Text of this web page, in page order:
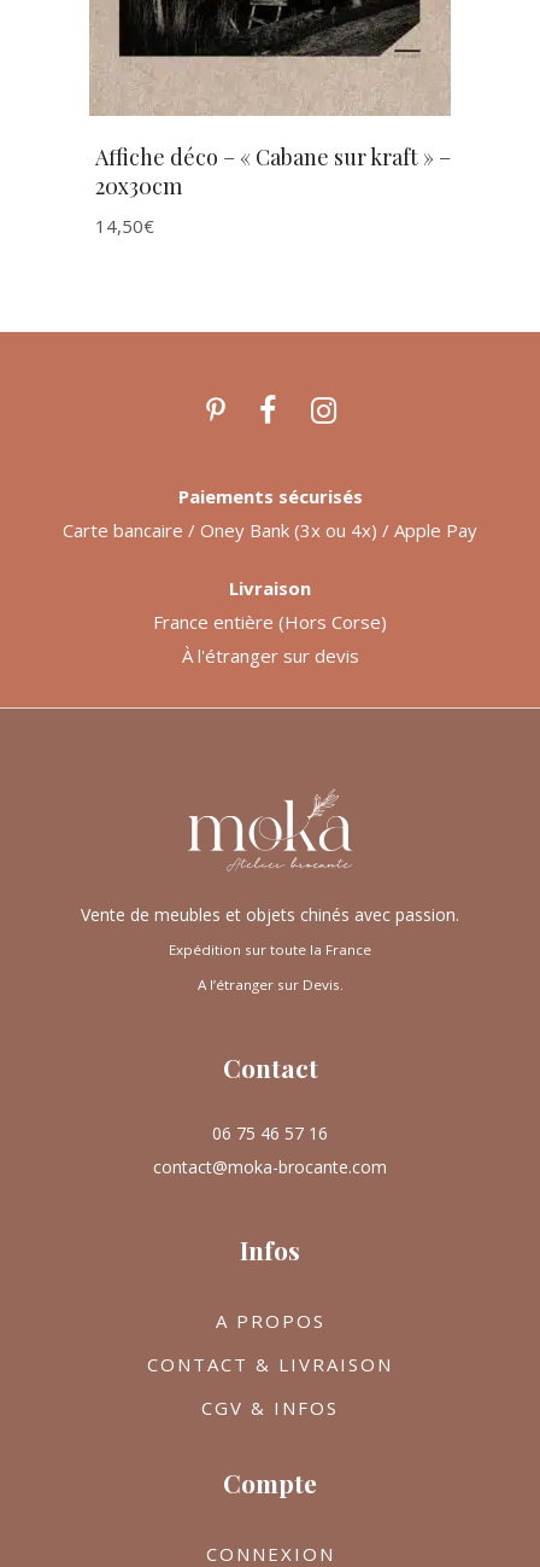
Affiche déco – « Cabane sur kraft » –
20x30cm
14,50€
Vente de meubles et objets chinés avec passion.
Expédition sur toute la France
A l’étranger sur Devis.
Contact
06 75 46 57 16
contact@moka-brocante.com
Infos
A PROPOS
CONTACT & LIVRAISON
CGV & INFOS
Compte
CONNEXION
Paiements sécurisés
Carte bancaire / Oney Bank (3x ou 4x) / Apple Pay
Livraison
France entière (Hors Corse)
À l'étranger sur devis